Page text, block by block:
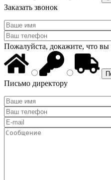
Заказать звонок
Пожалуйста, докажите, что вы
Письмо директору